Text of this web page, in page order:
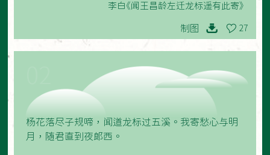
李白《闻王昌龄左迁龙标遥有此寄》
制图 27
杨花落尽子规啼，闻道龙标过五溪。我寄愁心与明
月，随君直到夜郎西。